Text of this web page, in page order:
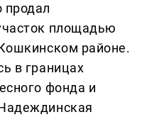
продал
площадью
районе.
в границах
фонда и